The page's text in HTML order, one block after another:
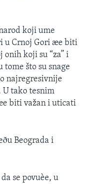
koji ume
u Crnoj Gori æe biti
koji su “za” i
tome što su snage
najregresivnije
U tako tesnim
biti važan i uticati
Beograda i
se povuèe, u